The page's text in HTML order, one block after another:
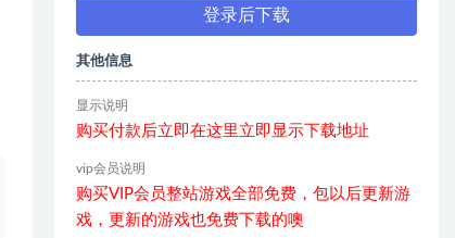
登录后下载
其他信息
显示说明
购买付款后立即在这里立即显示下载地址
vip会员说明
购买VIP会员整站游戏全部免费，包以后更新游
戏，更新的游戏也免费下载的噢